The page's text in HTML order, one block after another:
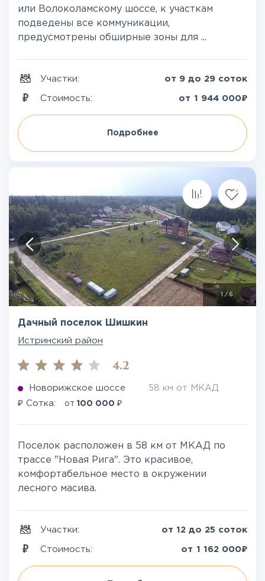
или Волоколамскому шоссе, к участкам
подведены все коммуникации,
предусмотрены обширные зоны для ...
Участки: от 9 до 29 соток
Стоимость: от 1 944 000₽
Подробнее
1 / 6
Дачный поселок Шишкин
Истринский район
4.2
Новорижское шоссе 58 км от МКАД
₽ Сотка: от 100 000 ₽
Поселок расположен в 58 км от МКАД по
трассе "Новая Рига". Это красивое,
комфортабельное место в окружении
лесного масива.
Участки: от 12 до 25 соток
Стоимость: от 1 162 000₽